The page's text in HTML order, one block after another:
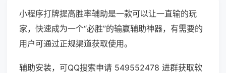
小程序打牌提高胜率辅助是一款可以让一直输的玩
家，快速成为一个“必胜”的输赢辅助神器，有需要的
用户可通过正规渠道获取使用。
辅助安装，可QQ搜索申请 549552478 进群获取软